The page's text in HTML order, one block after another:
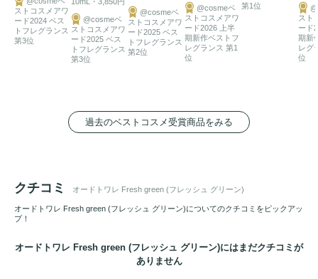
ストコスメアワ
ード2024 ベス
トフレグランス
第3位
@cosmeベ
ストコスメアワ
ード2025 ベス
トフレグランス
第3位
@cosmeベ
ストコスメアワ
ード2025 ベス
トフレグランス
第2位
@cosmeベ
ストコスメアワ
ード2026 上半
期新作ベストフ
レグランス 第1
位
第1位
スト
ード
期新
レグ
位
過去のベストコスメ受賞商品をみる
クチコミ オードトワレ Fresh green (フレッシュ グリーン)
オードトワレ Fresh green (フレッシュ グリーン)についてのクチコミをピックアッ
プ！
オードトワレ Fresh green (フレッシュ グリーン)にはまだクチコミが
ありません